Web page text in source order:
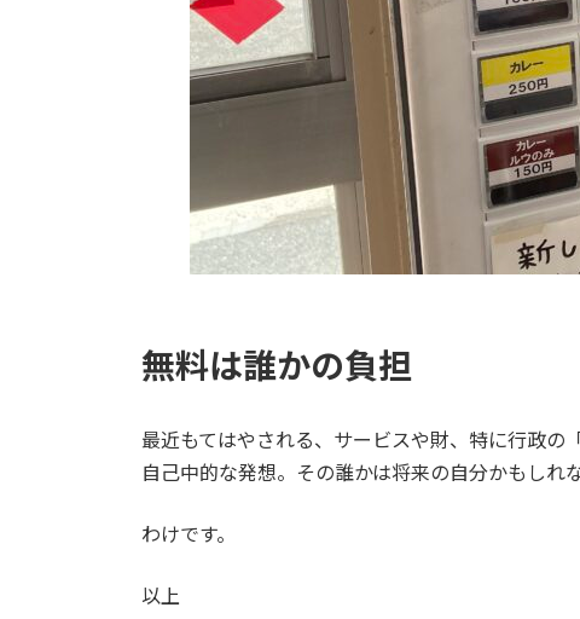
無料は誰かの負担
最近もてはやされる、サービスや財、特に行政
自己中的な発想。その誰かは将来の自分かもしれ
わけです。
以上